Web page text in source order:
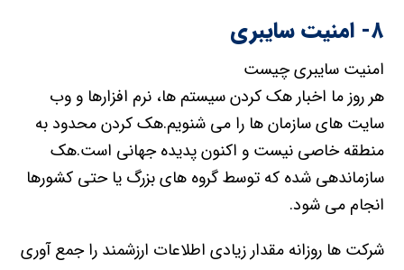
۸- امنیت سایبری
امنیت سایبری چیست
هر روز ما اخبار هک کردن سیستم ها، نرم افزارها و وب
سایت های سازمان ها را می شنویم.هک کردن محدود به
منطقه خاصی نیست و اکنون پدیده جهانی است.هک
سازماندهی شده که توسط گروه های بزرگ یا حتی کشورها
انجام می شود.
شرکت ها روزانه مقدار زیادی اطلاعات ارزشمند را جمع آوری